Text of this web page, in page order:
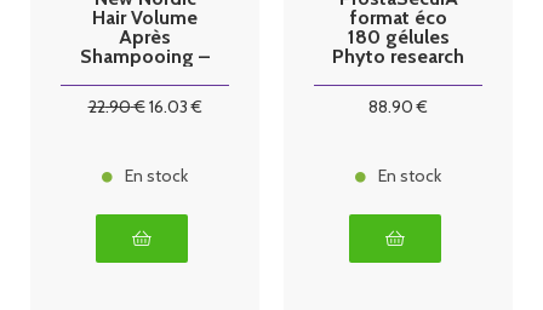
Hair Volume
Après
Shampooing –
22.90€16.03€
En stock
format éco
180 gélules
Phyto research
88.90 €
En stock